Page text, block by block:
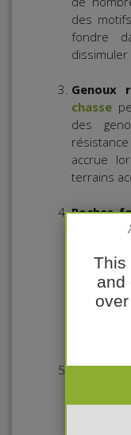
des
fondre
dissimuler
Genoux
chasse
des
accrue
terrains
Poches
chasse
des
poches
Bretelles
This
and